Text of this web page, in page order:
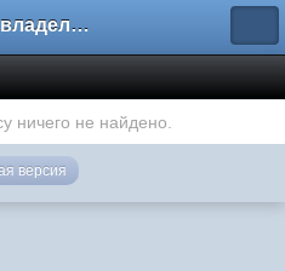
Форум владельцев интернет-магазинов
ничего не найдено.
версия